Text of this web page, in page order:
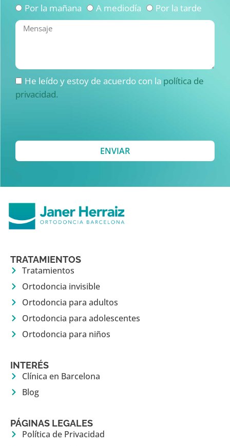
Por la mañana A mediodía Por la tarde
He leído y estoy de acuerdo con la política de
privacidad.
ENVIAR
TRATAMIENTOS
Tratamientos
Ortodoncia invisible
Ortodoncia para adultos
Ortodoncia para adolescentes
Ortodoncia para niños
INTERÉS
Clínica en Barcelona
Blog
PÁGINAS LEGALES
Política de Privacidad